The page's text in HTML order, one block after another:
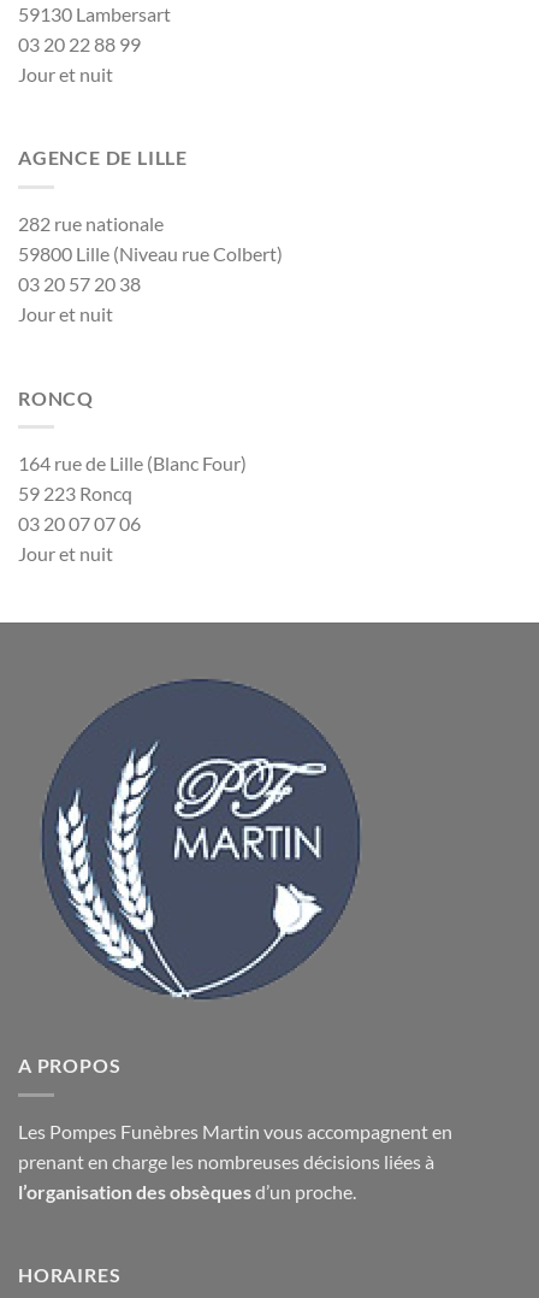
59130 Lambersart
03 20 22 88 99
Jour et nuit
AGENCE DE LILLE
282 rue nationale
59800 Lille (Niveau rue Colbert)
03 20 57 20 38
Jour et nuit
RONCQ
164 rue de Lille (Blanc Four)
59 223 Roncq
03 20 07 07 06
Jour et nuit
A PROPOS
Les Pompes Funèbres Martin vous accompagnent en
prenant en charge les nombreuses décisions liées à
l’organisation des obsèquesd’un proche.
HORAIRES